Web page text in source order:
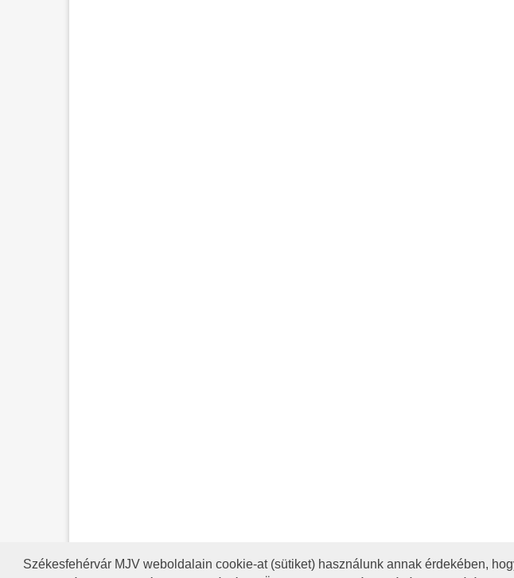
Székesfehérvár MJV weboldalain cookie-at (sütiket) használunk annak érdekében,
RSS A HONLAP 2017.03.31-I ÁLLAPOTA JOGI NYILATKOZAT